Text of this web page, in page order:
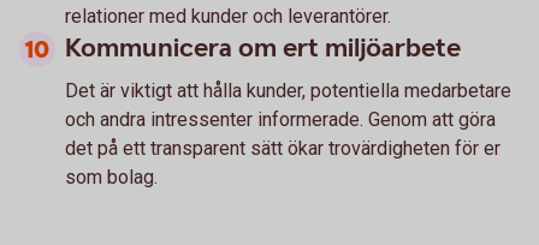
relationer med kunder och leverantörer.
Kommunicera om ert miljöarbete
Det är viktigt att hålla kunder, potentiella medarbetare
och andra intressenter informerade. Genom att göra
det på ett transparent sätt ökar trovärdigheten för er
som bolag.